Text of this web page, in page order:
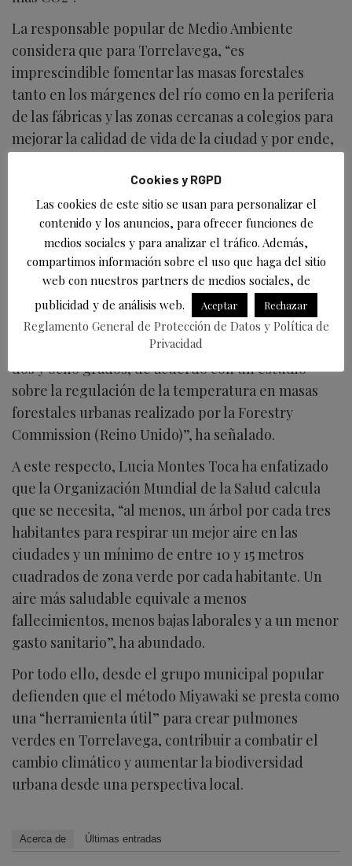
La responsable popular de Medio Ambiente
considera que para Torrelavega, “es
imprescindible fomentar las masas forestales
tanto en los márgenes del río como en la periferia
de las fábricas y las zonas cercanas a colegios para
mejorar la calidad de vida de la ciudad y por ende,
transcurren diariamente”.
La concejala ha recordado que la restauración de
masas forestales es un “elemento clave” para
combatir el cambio climático capturando dióxido
de carbono de la atmosfera. “A escala urbana, la
plantación de árboles y la creación de zonas
verdes de manera estratégica puede reducir la
temperatura del aire en las zonas cercanas entre
dos y ocho grados, de acuerdo con un estudio
sobre la regulación de la temperatura en masas
forestales urbanas realizado por la Forestry
Commission (Reino Unido)”, ha señalado.
A este respecto, Lucia Montes Toca ha enfatizado
que la Organización Mundial de la Salud calcula
que se necesita, “al menos, un árbol por cada tres
habitantes para respirar un mejor aire en las
ciudades y un mínimo de entre 10 y 15 metros
cuadrados de zona verde por cada habitante. Un
aire más saludable equivale a menos
fallecimientos, menos bajas laborales y a un menor
gasto sanitario”, ha abundado.
Por todo ello, desde el grupo municipal popular
defienden que el método Miyawaki se presta como
una “herramienta útil” para crear pulmones
verdes en Torrelavega, contribuir a combatir el
cambio climático y aumentar la biodiversidad
urbana desde una perspectiva local.
Acerca de Últimas entradas
Cookies y RGPD
Las cookies de este sitio se usan para personalizar el
contenido y los anuncios, para ofrecer funciones de
medios sociales y para analizar el tráfico. Además,
compartimos información sobre el uso que haga del sitio
web con nuestros partners de medios sociales, de
publicidad y de análisis web.
Aceptar Rechazar
Reglamento General de Protección de Datos y Política de
Privacidad